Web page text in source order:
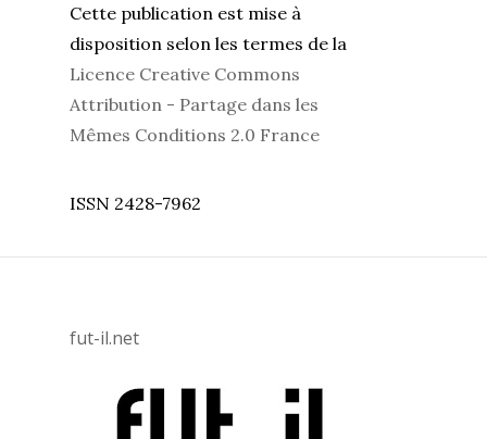
Cette publication est mise à
disposition selon les termes de la
Licence Creative Commons
Attribution - Partage dans les
Mêmes Conditions 2.0 France
ISSN 2428-7962
fut-il.net